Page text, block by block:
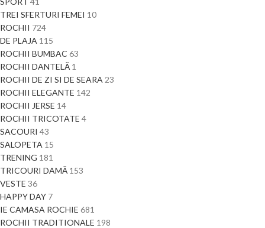
TREI SFERTURI FEMEI 10
ROCHII 724
DE PLAJA 115
ROCHII BUMBAC 63
ROCHII DANTELĂ 1
ROCHII DE ZI SI DE SEARA 23
ROCHII ELEGANTE 142
ROCHII JERSE 14
ROCHII TRICOTATE 4
SACOURI 43
SALOPETA 15
TRENING 181
TRICOURI DAMĂ 153
VESTE 36
HAPPY DAY 7
IE CAMASA ROCHIE 681
ROCHII TRADITIONALE 198